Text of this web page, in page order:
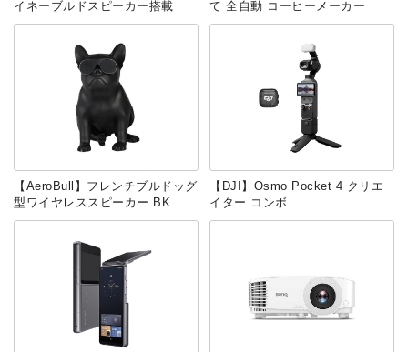
イネーブルドスピーカー搭載 て 全自動 コーヒーメーカー
【AeroBull】フレンチブルドッグ
型ワイヤレススピーカー BK
【DJI】Osmo Pocket 4 クリエ
イター コンボ